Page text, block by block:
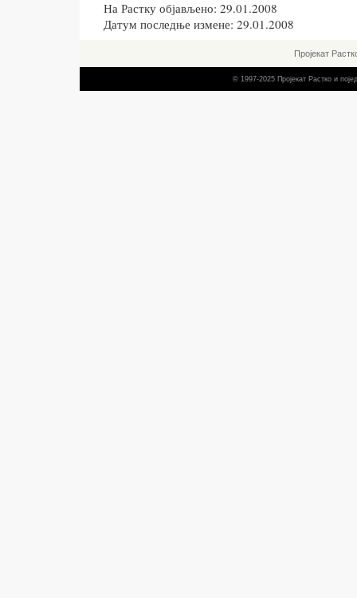
На Растку објављено: 29.01.2008
Датум последње измене: 29.01.2008
Пројекат
© 1997-2025 Пројекат Растко и